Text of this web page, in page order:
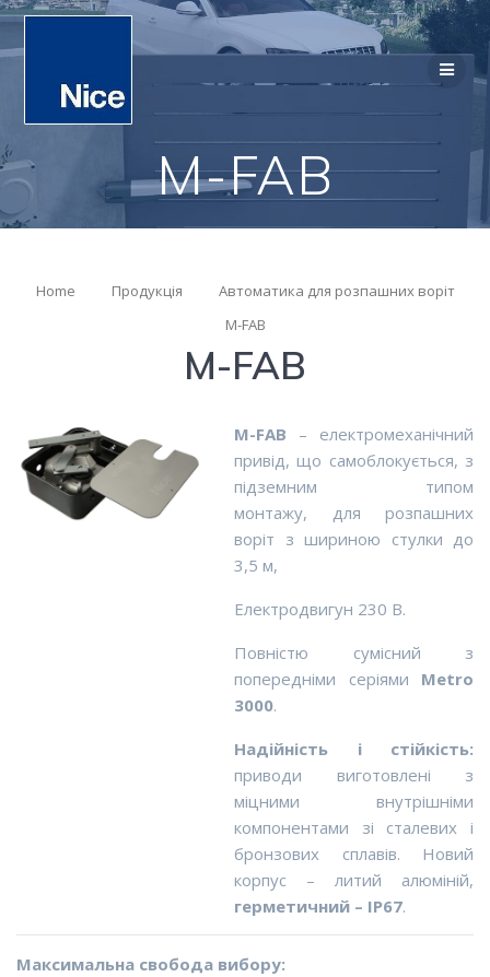
M-FAB
Home Продукція
Автоматика для розпашних воріт
M-FAB
M-FAB
M-FAB – електромеханічний
привід,що самоблокується, з
підземним типом
монтажу, для розпашних
воріт з шириною стулки до
3,5 м,
Електродвигун 230 В.
Повністю сумісний з
попередніми серіями Metro
3000.
Надійність і стійкість:
приводи виготовлені з
міцними внутрішніми
компонентами зі сталевих і
бронзових сплавів. Новий
корпус – литий алюміній,
герметичний – IP67.
Максимальна свобода вибору: